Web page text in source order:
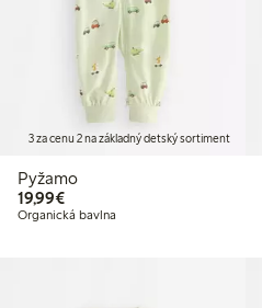
3 za cenu 2 na základný detský sortiment
Pyžamo
19,99€19,99 €
Organická bavlna